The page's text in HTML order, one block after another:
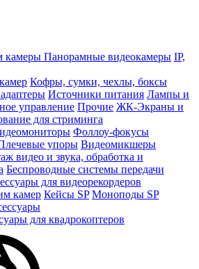
камеры Панорамные видеокамеры IP,
Кофры, сумки, чехлы, боксы
Источники питания Лампы и
управление Прочие ЖК-Экраны и
для стриминга
Фоллоу-фокусы
упоры Видеомикшеры
видео и звука, обработка и
Беспроводные системы передачи
для видеорекордеров
камер Кейсы SP Моноподы SP
для квадрокоптеров